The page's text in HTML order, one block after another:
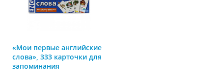
«Мои первые английские
слова», 333 карточки для
запоминания